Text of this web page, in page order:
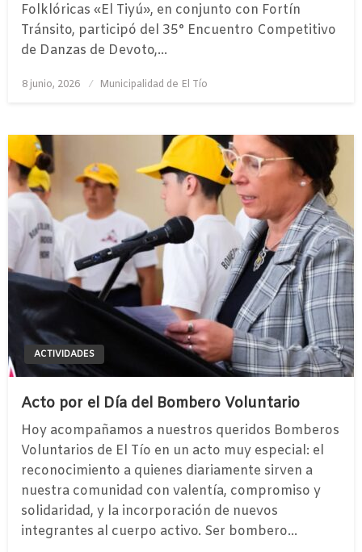
Folklóricas «El Tiyú», en conjunto con Fortín
Tránsito, participó del 35° Encuentro Competitivo
de Danzas de Devoto,…
Publicado
el
8 junio, 2026 Municipalidad de El Tío
ACTIVIDADES
Acto por el Día del Bombero Voluntario
Hoy acompañamos a nuestros queridos Bomberos
Voluntarios de El Tío en un acto muy especial: el
reconocimiento a quienes diariamente sirven a
nuestra comunidad con valentía, compromiso y
solidaridad, y la incorporación de nuevos
integrantes al cuerpo activo. Ser bombero…